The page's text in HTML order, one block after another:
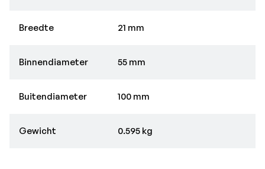
Breedte 21 mm
Binnendiameter 55 mm
Buitendiameter 100 mm
Gewicht 0.595 kg